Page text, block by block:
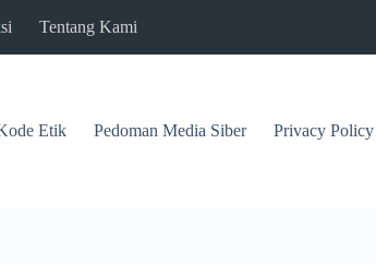
Tentang Kami
Etik Pedoman Media Siber Privacy Policy